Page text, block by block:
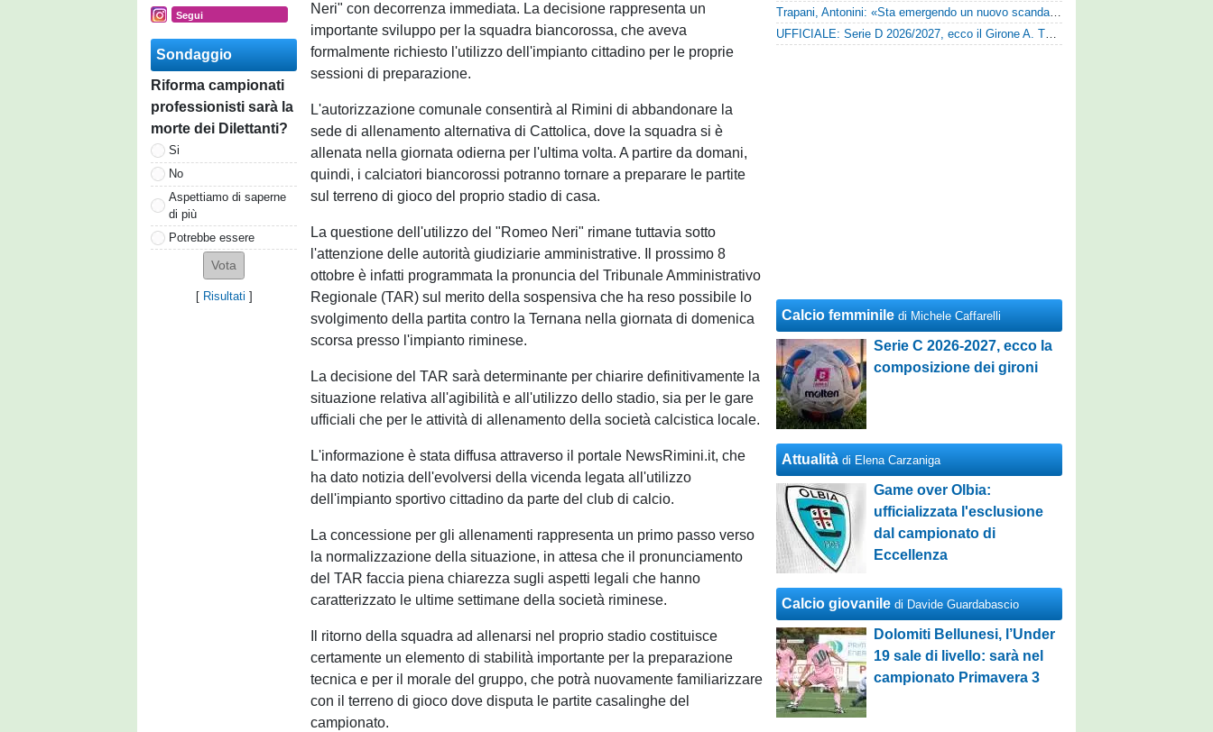
Segui
Sondaggio
Riforma campionati
professionisti sarà la
morte dei Dilettanti?
Si
No
Aspettiamo di saperne
di più
Potrebbe essere
[ Risultati ]
Neri" con decorrenza immediata. La decisione rappresenta un
importante sviluppo per la squadra biancorossa, che aveva
formalmente richiesto l'utilizzo dell'impianto cittadino per le proprie
sessioni di preparazione.
L'autorizzazione comunale consentirà al Rimini di abbandonare la
sede di allenamento alternativa di Cattolica, dove la squadra si è
allenata nella giornata odierna per l'ultima volta. A partire da domani,
quindi, i calciatori biancorossi potranno tornare a preparare le partite
sul terreno di gioco del proprio stadio di casa.
La questione dell'utilizzo del "Romeo Neri" rimane tuttavia sotto
l'attenzione delle autorità giudiziarie amministrative. Il prossimo 8
ottobre è infatti programmata la pronuncia del Tribunale Amministrativo
Regionale (TAR) sul merito della sospensiva che ha reso possibile lo
svolgimento della partita contro la Ternana nella giornata di domenica
scorsa presso l'impianto riminese.
La decisione del TAR sarà determinante per chiarire definitivamente la
situazione relativa all'agibilità e all'utilizzo dello stadio, sia per le gare
ufficiali che per le attività di allenamento della società calcistica locale.
L'informazione è stata diffusa attraverso il portale NewsRimini.it, che
ha dato notizia dell'evolversi della vicenda legata all'utilizzo
dell'impianto sportivo cittadino da parte del club di calcio.
La concessione per gli allenamenti rappresenta un primo passo verso
la normalizzazione della situazione, in attesa che il pronunciamento
del TAR faccia piena chiarezza sugli aspetti legali che hanno
caratterizzato le ultime settimane della società riminese.
Il ritorno della squadra ad allenarsi nel proprio stadio costituisce
certamente un elemento di stabilità importante per la preparazione
tecnica e per il morale del gruppo, che potrà nuovamente familiarizzare
con il terreno di gioco dove disputa le partite casalinghe del
campionato.
Trapani, Antonini: «Sta emergendo un nuovo scandalo»
UFFICIALE: Serie D 2026/2027, ecco il Girone A. Tutte le squadre
Calcio femminile di Michele Caffarelli
Serie C 2026-2027, ecco la
composizione dei gironi
Attualità di Elena Carzaniga
Game over Olbia:
ufficializzata l'esclusione
dal campionato di
Eccellenza
Calcio giovanile di Davide Guardabascio
Dolomiti Bellunesi, l’Under
19 sale di livello: sarà nel
campionato Primavera 3